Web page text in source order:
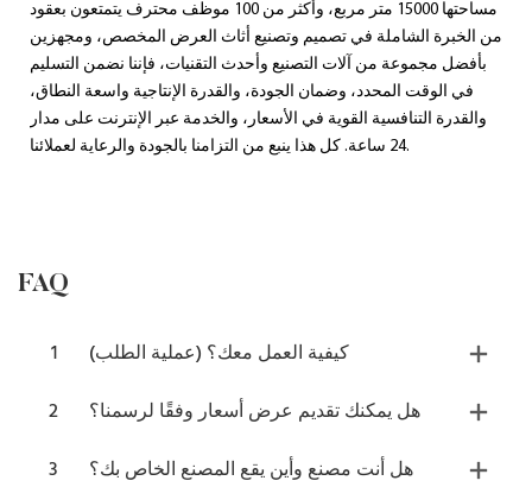
مساحتها 15000 متر مربع، وأكثر من 100 موظف محترف يتمتعون بعقود
من الخبرة الشاملة في تصميم وتصنيع أثاث العرض المخصص، ومجهزين
بأفضل مجموعة من آلات التصنيع وأحدث التقنيات، فإننا نضمن التسليم
في الوقت المحدد، وضمان الجودة، والقدرة الإنتاجية واسعة النطاق،
والقدرة التنافسية القوية في الأسعار، والخدمة عبر الإنترنت على مدار
24 ساعة. كل هذا ينبع من التزامنا بالجودة والرعاية لعملائنا.
FAQ
1
كيفية العمل معك؟ (عملية الطلب)
2
هل يمكنك تقديم عرض أسعار وفقًا لرسمنا؟
3
هل أنت مصنع وأين يقع المصنع الخاص بك؟